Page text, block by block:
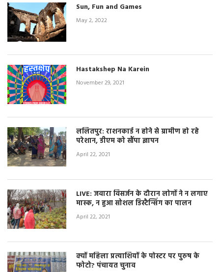
Sun, Fun and Games
May 2, 2022
Hastakshep Na Karein
November 29, 2021
ललितपुर: राशनकार्ड न होने से ग्रामीण हो रहे
परेशान, डीएम को सौंपा ज्ञापन
April 22, 2021
LIVE: जवारा विसर्जन के दौरान लोगों ने न लगाए
मास्क, न हुआ सोशल डिस्टैन्सिंग का पालन
April 22, 2021
क्यों महिला प्रत्याशियों के पोस्टर पर पुरुष के
फोटो? पंचायत चुनाव